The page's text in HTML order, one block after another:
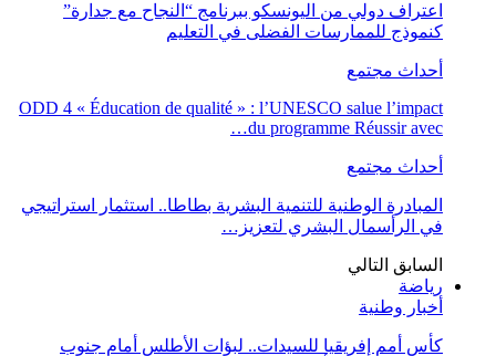
اعتراف دولي من اليونسكو ببرنامج “النجاح مع جدارة”
كنموذج للممارسات الفضلى في التعليم
أحداث مجتمع
ODD 4 « Éducation de qualité » : l’UNESCO salue l’impact
du programme Réussir avec…
أحداث مجتمع
المبادرة الوطنية للتنمية البشرية بطاطا.. استثمار استراتيجي
في الرأسمال البشري لتعزيز…
السابق التالي
رياضة
أخبار وطنية
كأس أمم إفريقيا للسيدات.. لبؤات الأطلس أمام جنوب